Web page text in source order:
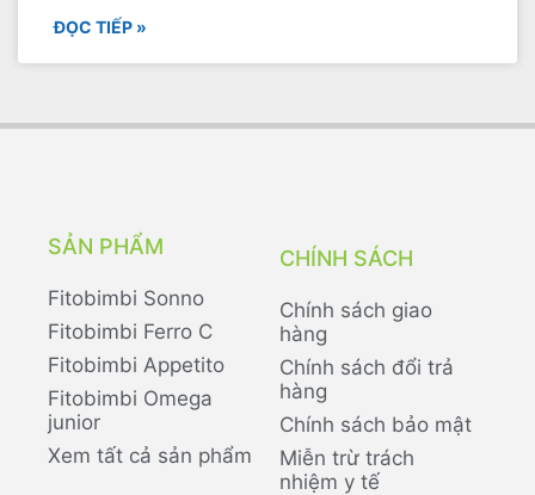
ĐỌC TIẾP »
SẢN PHẨM
Fitobimbi Sonno
Fitobimbi Ferro C
Fitobimbi Appetito
Fitobimbi Omega
junior
Xem tất cả sản phẩm
CHÍNH SÁCH
Chính sách giao
hàng
Chính sách đổi trả
hàng
Chính sách bảo mật
Miễn trừ trách
nhiệm y tế